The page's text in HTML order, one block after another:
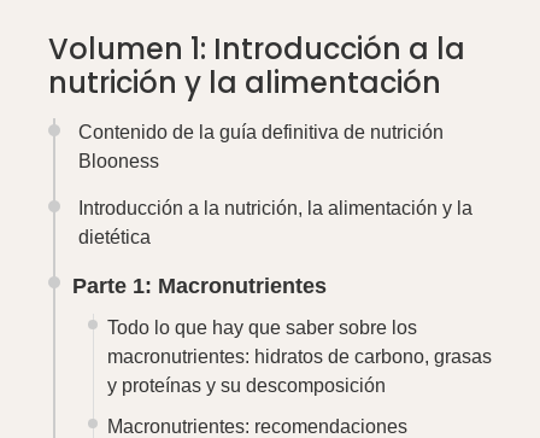
Volumen 1: Introducción a la
nutrición y la alimentación
Contenido de la guía definitiva de nutrición
Blooness
Introducción a la nutrición, la alimentación y la
dietética
Parte 1: Macronutrientes
Todo lo que hay que saber sobre los
macronutrientes: hidratos de carbono, grasas
y proteínas y su descomposición
Macronutrientes: recomendaciones